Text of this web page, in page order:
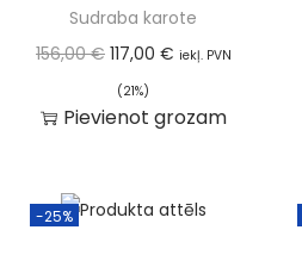
Sudraba karote
156,00€ 117,00 € iekļ. PVN
(21%)
Pievienot grozam
-25%